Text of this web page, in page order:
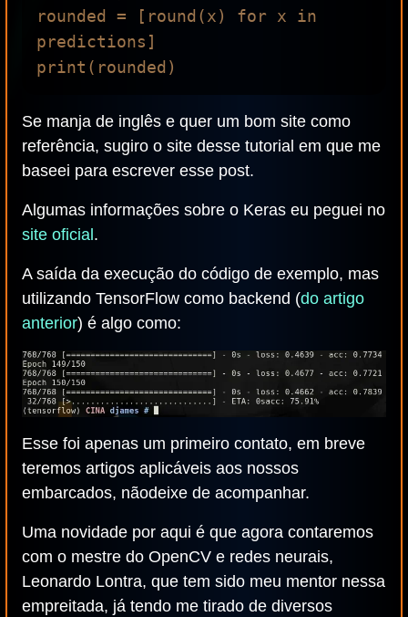
rounded = [round(x) for x in
predictions]
Se manja de inglês e quer um bom site como
referência, sugiro o site desse tutorial em que me
baseei para escrever esse post.
Algumas informações sobre o Keras eu peguei no
site oficial .
A saída da execução do código de exemplo, mas
utilizando TensorFlow como backend (do artigo
anterior) é algo como:
Esse foi apenas um primeiro contato, em breve
teremos artigos aplicáveis aos nossos
embarcados, nãodeixe de acompanhar.
Uma novidade por aqui é que agora contaremos
com o mestre do OpenCV e redes neurais,
Leonardo Lontra, que tem sido meu mentor nessa
empreitada, já tendo me tirado de diversos